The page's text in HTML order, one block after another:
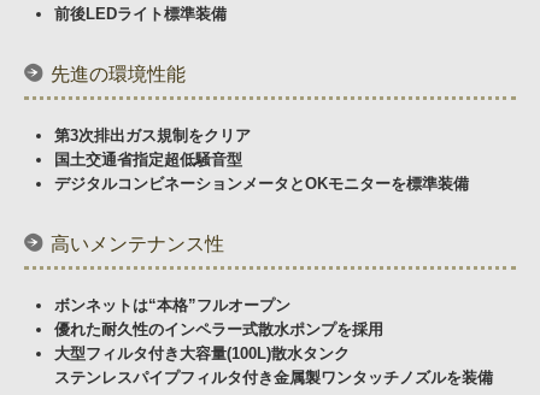
Contact us
Dealer Network
前後LEDライト標準装備
先進の環境性能
第3次排出ガス規制をクリア
国土交通省指定超低騒音型
デジタルコンビネーションメータとOKモニターを標準装備
高いメンテナンス性
ボンネットは“本格”フルオープン
優れた耐久性のインペラー式散水ポンプを採用
大型フィルタ付き大容量(100L)散水タンク
ステンレスパイプフィルタ付き金属製ワンタッチノズルを装備